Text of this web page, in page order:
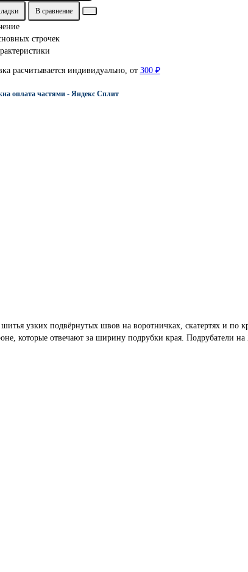
В сравнение
строчек
расчитывается индивидуально, от 300 ₽
оплата частями - Яндекс Сплит
узких подвёрнутых швов на воротничках, скатертях и по
которые отвечают за ширину подрубки края. Подрубатели на